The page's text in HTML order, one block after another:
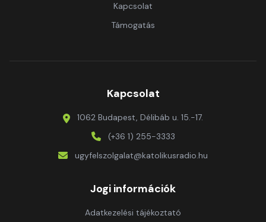
Kapcsolat
Támogatás
Kapcsolat
1062 Budapest, Délibáb u. 15.-17.
(+36 1) 255-3333
ugyfelszolgalat@katolikusradio.hu
Jogi információk
Adatkezelési tájékoztató